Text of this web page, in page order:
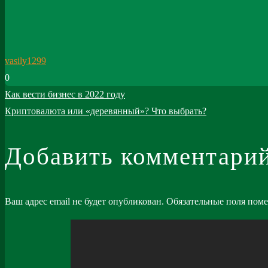
vasily1299
0
Навигация
по
записям
Как вести бизнес в 2022 году
Криптовалюта или «деревянный»? Что выбрать?
Добавить
Ваш адрес email не будет опубликован. Обязательные поля